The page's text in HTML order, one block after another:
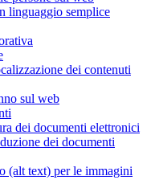
linguaggio semplice
dei contenuti
sul web
dei documenti elettronici
dei documenti
(alt text) per le immagini